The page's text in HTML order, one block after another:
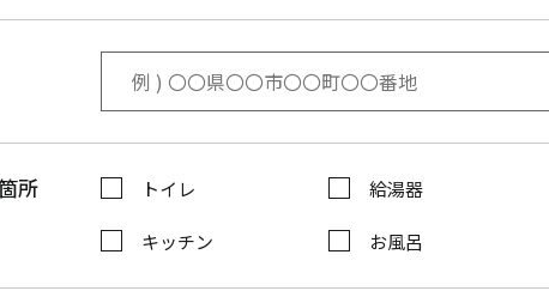
所 トイレ 給湯器
キッチン お風呂